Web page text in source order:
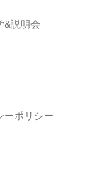
説明会
ポリシー